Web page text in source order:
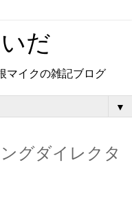
だ
マイクの雑記ブログ
▼
グダイレクタ